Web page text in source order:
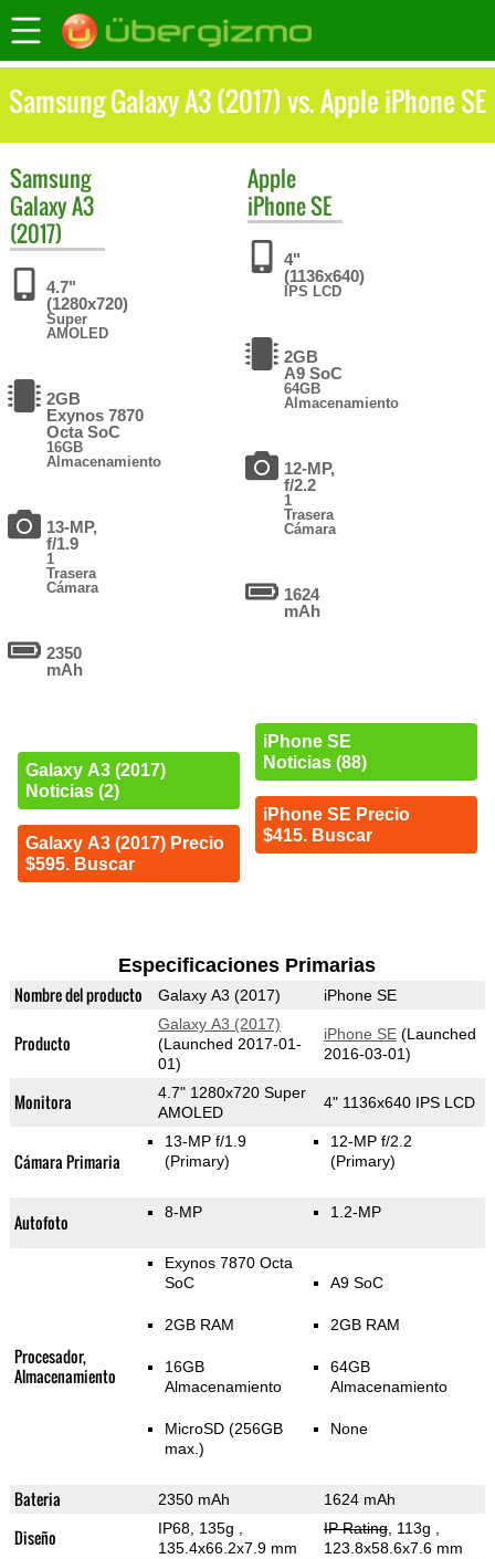
Samsung Galaxy A3 (2017) vs. Apple iPhone SE
Samsung
Galaxy A3
(2017)
4.7"
(1280x720)
Super
AMOLED
2GB
Exynos 7870
Octa SoC
16GB
Almacenamiento
13-MP,
f/1.9
1
Trasera
Cámara
2350
mAh
Galaxy A3 (2017)
Noticias (2)
Galaxy A3 (2017) Precio
$595. Buscar
Apple
iPhone SE
4"
(1136x640)
IPS LCD
2GB
A9 SoC
64GB
Almacenamiento
12-MP,
f/2.2
1
Trasera
Cámara
1624
mAh
iPhone SE
Noticias (88)
iPhone SE Precio
$415. Buscar
Especificaciones Primarias
Nombre del producto Galaxy A3 (2017) iPhone SE
Producto
Galaxy A3 (2017)
(Launched 2017-01-
01)
iPhone SE(Launched
2016-03-01)
Monitora
4.7" 1280x720 Super
AMOLED
4" 1136x640 IPS LCD
Cámara Primaria
13-MP f/1.9
(Primary)
12-MP f/2.2
(Primary)
Autofoto 8-MP 1.2-MP
Procesador,
Almacenamiento
Exynos 7870 Octa
SoC
2GB RAM
16GB
Almacenamiento
MicroSD (256GB
max.)
A9 SoC
2GB RAM
64GB
Almacenamiento
None
Bateria 2350 mAh 1624 mAh
Diseño IP68, 135g
135.4x66.2x7.9 mm
IP Rating, 113g
123.8x58.6x7.6 mm